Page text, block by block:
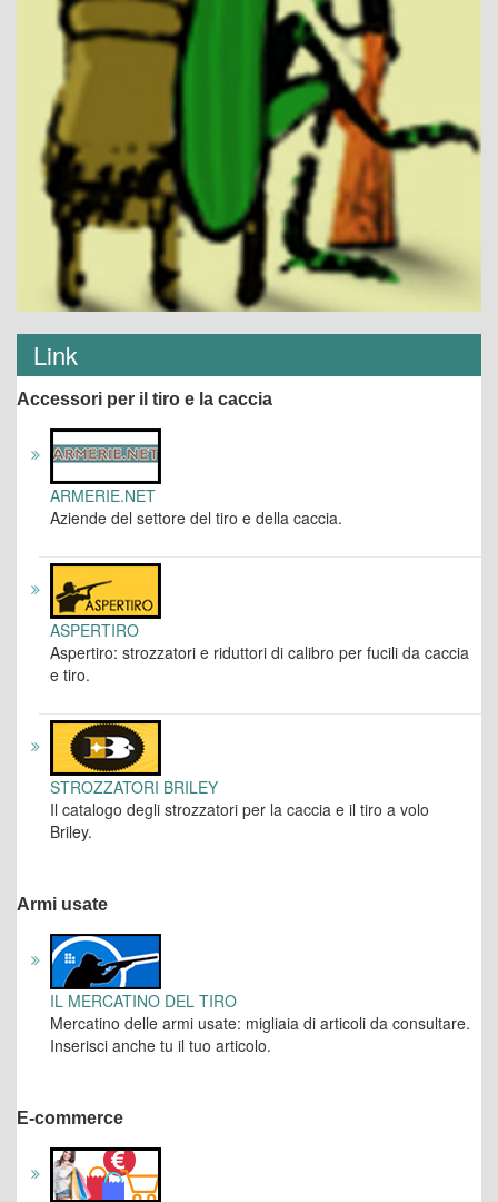
Link
Accessori per il tiro e la caccia
ARMERIE.NET
Aziende del settore del tiro e della caccia.
ASPERTIRO
Aspertiro: strozzatori e riduttori di calibro per fucili da caccia
e tiro.
STROZZATORI BRILEY
Il catalogo degli strozzatori per la caccia e il tiro a volo
Briley.
Armi usate
IL MERCATINO DEL TIRO
Mercatino delle armi usate: migliaia di articoli da consultare.
Inserisci anche tu il tuo articolo.
E-commerce